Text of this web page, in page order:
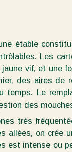
étable
Les
vif, et une
des aires de
Le
des
très
allées, on crée
est intense ou